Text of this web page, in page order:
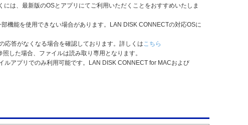
は、最新版のOSとアプリにてご利用いただくことをおすすめいたしま
機能を使用できない場合があります。LAN DISK CONNECTの対応OSに
答がなくなる場合を確認しております。詳しくはこちら
した場合、ファイルは読み取り専用となります。
アプリでのみ利用可能です。LAN DISK CONNECT for MACおよび